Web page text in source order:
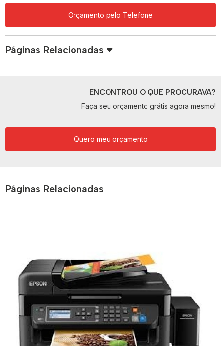
Orçamento pelo Telefone
Páginas Relacionadas
ENCONTROU O QUE PROCURAVA?
Faça seu orçamento grátis agora mesmo!
Quero meu orçamento
Páginas Relacionadas